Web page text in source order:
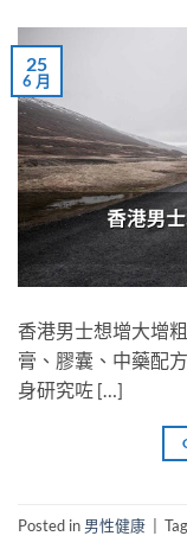
25
6 月
香港男士想增大增
膏、膠囊、中藥配
身研究咗 […]
Posted in 男性健康 |